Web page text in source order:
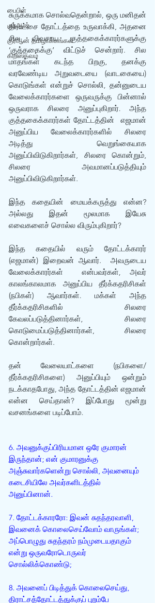
பைபிள்
குர்‍ஆன்
குர்‍ஆன் தமிழாக்கங்கள்
கிறிஸ்தவம்
சுருக்கமாக சொல்வதென்றால், ஒரு மனிதன்
திராட்சை தோட்டத்தை உருவாக்கி, அதனை
சில விவசாய குத்தகைக்காரர்களுக்கு
‘குத்தகைக்கு’ விட்டுச் சென்றார். சில
மாதங்கள் கடந்த பிறகு, தனக்கு
வரவேண்டிய அறுவடையை (வாடகையை)
கொடுங்கள் என்றுச் சொல்லி, தன்னுடைய
வேலைக்காரர்களை ஒருவருக்கு பின்னால்
ஒருவராக சிலரை அனுப்புகிறார். அந்த
குத்தகைக்காரர்கள் தோட்டத்தின்  எஜமான்
அனுப்பிய வேலைக்காரர்களில் சிலரை
அடித்து வெறுங்கையாக
அனுப்பிவிடுகிறார்கள், சிலரை கொன்றும்,
சிலரை அவமானப்படுத்தியும்
அனுப்பிவிடுகிறார்கள்.
இந்த கதையின் மையக்கருத்து என்ன?
அல்லது இதன் மூலமாக இயேசு
எவைகளைச் சொல்ல விரும்புகிறார்?
இந்த கதையில் வரும் தோட்டக்காரர்
(எஜமான்) இறைவன் ஆவார்.  அவருடைய
வேலைக்காரர்கள்  என்பவர்கள், அவர்
காலங்காலமாக அனுப்பிய தீர்க்கதரிசிகள்
(நபிகள்) ஆவார்கள். மக்கள் அந்த
தீர்க்கதரிசிகளில் சிலரை
கேவலப்படுத்தினார்கள், சிலரை
கொடுமைப்படுத்தினார்கள், சிலரை
கொன்றார்கள்.
தன் வேலையாட்களை (நபிகளை/
தீர்க்கதரிசிகளை) அனுப்பியும் ஒன்றும்
நடக்காதபோது, அந்த தோட்டத்தின் எஜமான்
என்ன செய்தான்? இப்போது மூன்று
வசனங்களை படிப்போம்.
6. அவனுக்குப்பிரியமான ஒரே குமாரன்
இருந்தான்; என் குமாரனுக்கு
அஞ்சுவார்களென்று சொல்லி, அவனையும்
கடைசியிலே அவர்களிடத்தில்
அனுப்பினான்.
7. தோட்டக்காரரோ: இவன் சுதந்தரவாளி,
இவனைக் கொலைசெய்வோம் வாருங்கள்;
அப்பொழுது சுதந்தரம் நம்முடையதாகும்
என்று ஒருவரோடொருவர்
சொல்லிக்கொண்டு;
8. அவனைப் பிடித்துக் கொலைசெய்து,
திராட்சத்தோட்டத்துக்குப் புறம்பே